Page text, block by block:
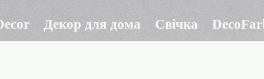
Декор для дома Свічка